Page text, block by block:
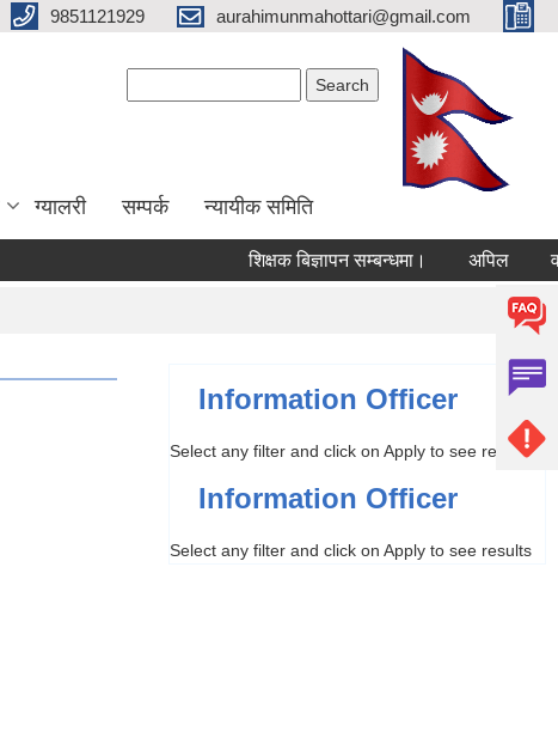
9851121929 aurahimunmahottari@gmail.com
ग्यालरी सम्पर्क न्यायीक समिति
शिक्षक बिज्ञापन सम्बन्धमा।
Information Officer
Select any filter and click on Apply to see results
Information Officer
Select any filter and click on Apply to see results